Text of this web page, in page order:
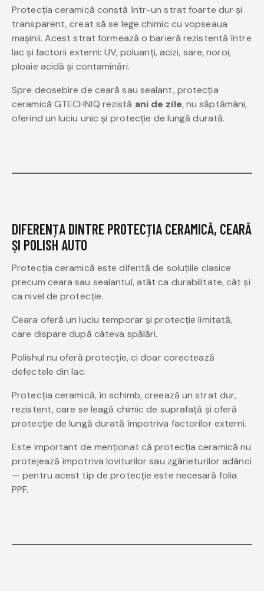
Protecția ceramică constă într-un strat foarte dur și
transparent, creat să se lege chimic cu vopseaua
mașinii. Acest strat formează o barieră rezistentă între
lac și factorii externi: UV, poluanți, acizi, sare, noroi,
ploaie acidă și contaminări.
Spre deosebire de ceară sau sealant, protecția
ceramică GTECHNIQ rezistă ani de zile, nu săptămâni,
oferind un luciu unic și protecție de lungă durată.
DIFERENȚA DINTRE PROTECȚIA CERAMICĂ, CEARĂ
ȘI POLISH AUTO
Protecția ceramică este diferită de soluțiile clasice
precum ceara sau sealantul, atât ca durabilitate, cât și
ca nivel de protecție.
Ceara oferă un luciu temporar și protecție limitată,
care dispare după câteva spălări.
Polishul nu oferă protecție, ci doar corectează
defectele din lac.
Protecția ceramică, în schimb, creează un strat dur,
rezistent, care se leagă chimic de suprafață și oferă
protecție de lungă durată împotriva factorilor externi.
Este important de menționat că protecția ceramică nu
protejează împotriva loviturilor sau zgârieturilor adânci
— pentru acest tip de protecție este necesară folia
PPF.